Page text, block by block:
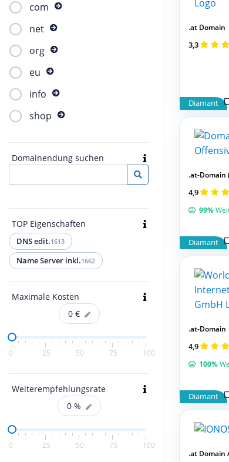
com
net
org
eu
info
shop
Domainendung suchen
TOP Eigenschaften
DNS edit.1613
Name Server inkl.1662
Maximale Kosten
0 €
0 25 50 75 100
Weiterempfehlungsrate
0 %
0 25 50 75 100
Diamant
.at Domain
3,3
Diamant
.at-Domain
4,9
99%
Diamant
.at-Domain
4,9
100%
.at Domain